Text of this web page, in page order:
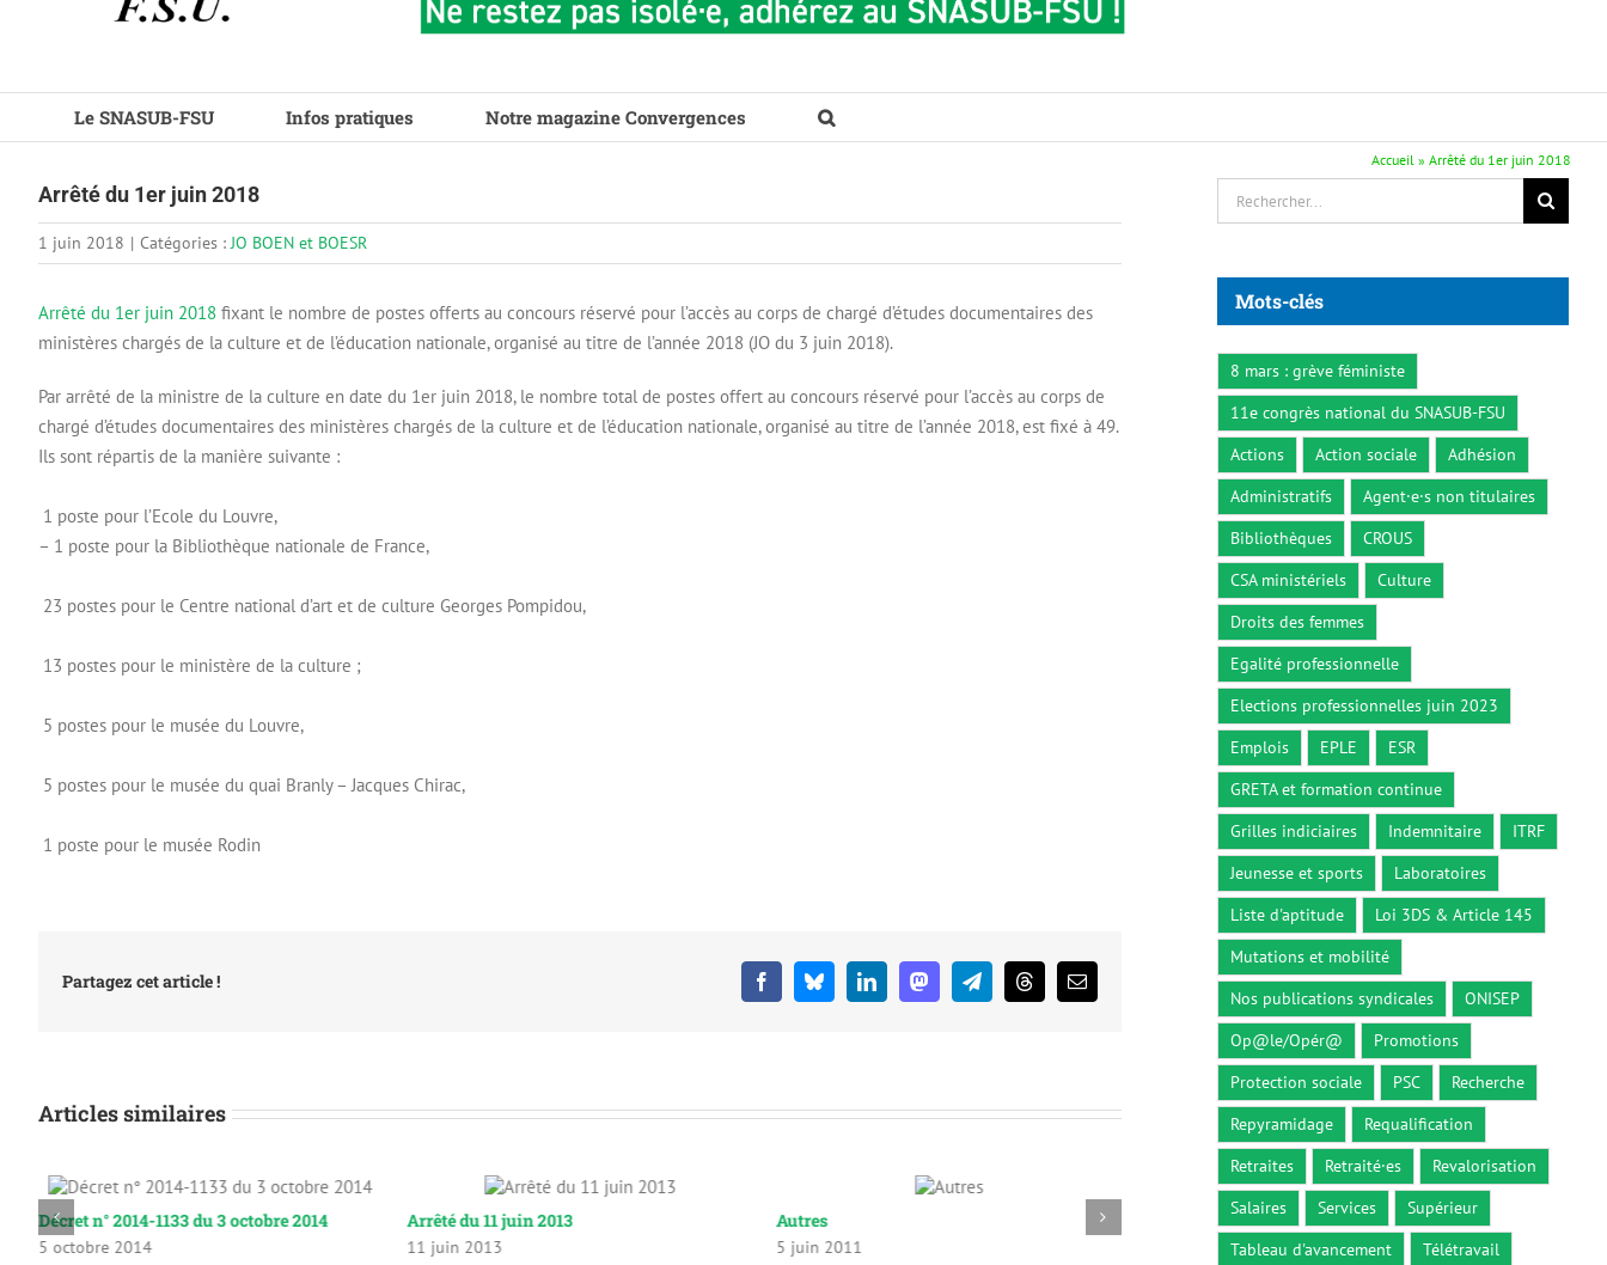
Le SNASUB-FSU Infos pratiques Notre magazine Convergences
Accueil » Arrêté du 1er juin 2018
Arrêté du 1er juin 2018
1 juin 2018 | Catégories :JO BOEN et BOESR
Arrêté du 1er juin 2018 fixant le nombre de postes offerts au concours réservé pour l’accès au corps de chargé d’études documentaires des
ministères chargés de la culture et de l’éducation nationale, organisé au titre de l’année 2018 (JO du 3 juin 2018).
Par arrêté de la ministre de la culture en date du 1er juin 2018, le nombre total de postes offert au concours réservé pour l’accès au corps de
chargé d’études documentaires des ministères chargés de la culture et de l’éducation nationale, organisé au titre de l’année 2018, est fixé à 49.
Ils sont répartis de la manière suivante :
1 poste pour l’Ecole du Louvre,
– 1 poste pour la Bibliothèque nationale de France,
23 postes pour le Centre national d’art et de culture Georges Pompidou,
13 postes pour le ministère de la culture ;
5 postes pour le musée du Louvre,
5 postes pour le musée du quai Branly – Jacques Chirac,
1 poste pour le musée Rodin
Partagez cet article ! FacebookBlueskyLinkedInMastodonTelegramThreadsEmail
Articles similaires
Décret n° 2014-1133 du 3 octobre 2014
5 octobre 2014
Arrêté du 11 juin 2013
11 juin 2013
Autres
5 juin 2011
Circulaire du 26 décembre 2018
26 décembre 2018
Rechercher:
Mots-clés
8 mars : grève féministe
11e congrès national du SNASUB-FSU
Actions
Action sociale
Adhésion
Administratifs
Agent·e·s non titulaires
Bibliothèques
CROUS
CSA ministériels
Culture
Droits des femmes
Egalité professionnelle
Elections professionnelles juin 2023
Emplois
EPLE
ESR
GRETA et formation continue
Grilles indiciaires
Indemnitaire
ITRF
Jeunesse et sports
Laboratoires
Liste d'aptitude
Loi 3DS & Article 145
Mutations et mobilité
Nos publications syndicales
ONISEP
Op@le/Opér@
Promotions
Protection sociale
PSC
Recherche
Repyramidage
Requalification
Retraites
Retraité·es
Revalorisation
Salaires
Services
Supérieur
Tableau d'avancement
Télétravail